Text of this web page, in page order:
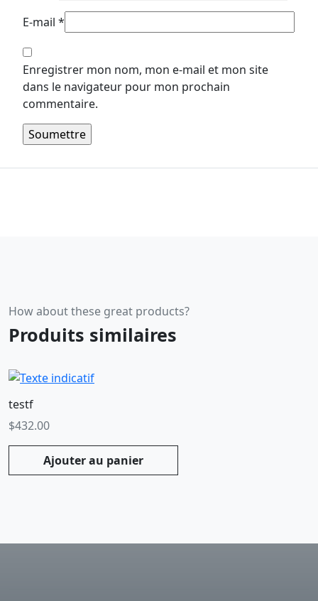
E-mail *
Enregistrer mon nom, mon e-mail et mon site
dans le navigateur pour mon prochain
commentaire.
How about these great products?
Produits similaires
testf
$432.00
Ajouter au panier